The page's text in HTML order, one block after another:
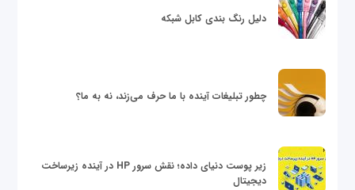
دلیل رنگ بندی کابل شبکه
چطور تبلیغات آینده با ما حرف می‌زند، نه به ما؟
زیر پوست دنیای داده؛ نقش سرور HP در آینده زیرساخت
دیجیتال